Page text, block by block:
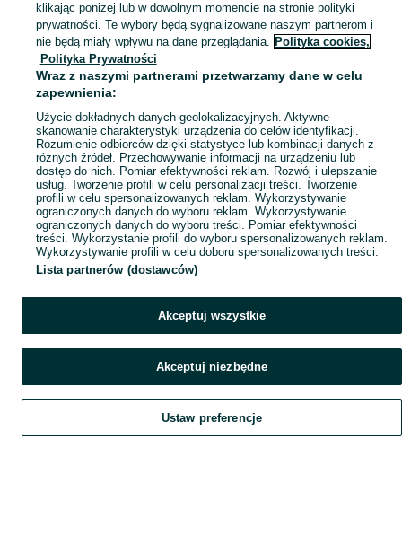
Mapa kategorii
Mapa miejscowości
Mapa ministron
Popularne wyszukiwania
Szukaj Obserwujesz Dodaj Czat Konto
klikając poniżej lub w dowolnym momencie na stronie polityki
prywatności. Te wybory będą sygnalizowane naszym partnerom i
nie będą miały wpływu na dane przeglądania. Polityka cookies,
Polityka Prywatności
Wraz z naszymi partnerami przetwarzamy dane w celu
zapewnienia:
Użycie dokładnych danych geolokalizacyjnych. Aktywne
skanowanie charakterystyki urządzenia do celów identyfikacji.
Rozumienie odbiorców dzięki statystyce lub kombinacji danych z
różnych źródeł. Przechowywanie informacji na urządzeniu lub
dostęp do nich. Pomiar efektywności reklam. Rozwój i ulepszanie
usług. Tworzenie profili w celu personalizacji treści. Tworzenie
profili w celu spersonalizowanych reklam. Wykorzystywanie
ograniczonych danych do wyboru reklam. Wykorzystywanie
ograniczonych danych do wyboru treści. Pomiar efektywności
treści. Wykorzystanie profili do wyboru spersonalizowanych reklam.
Wykorzystywanie profili w celu doboru spersonalizowanych treści.
Lista partnerów (dostawców)
Akceptuj wszystkie
Akceptuj niezbędne
Ustaw preferencje